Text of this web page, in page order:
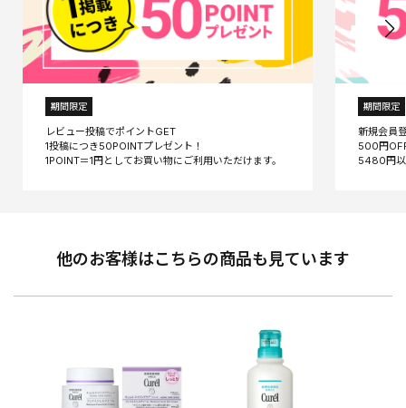
期間限定
レビュー投稿でポイントGET
1投稿につき50POINTプレゼント！
期間限定
新規会員
500円
他のお客様はこちらの商品も見ています